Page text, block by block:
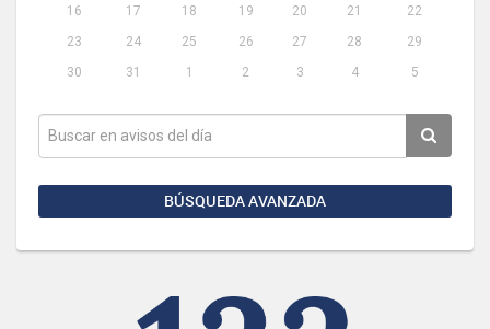
16
17 18 19 20 21
22
23
24 25 26 27 28
29
30
31 1 2 3 4 5
BÚSQUEDA AVANZADA